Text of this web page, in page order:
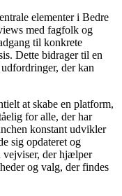
elementer i Bedre
med fagfolk og
til konkrete
Dette bidrager til en
der kan
at skabe en platform,
for alle, der har
konstant udvikler
sig opdateret og
vejviser, der hjælper
og valg, der findes